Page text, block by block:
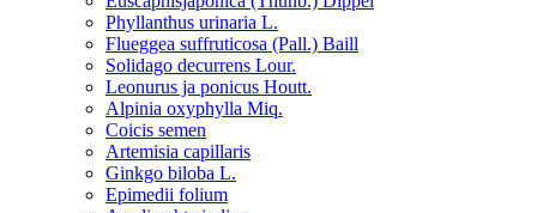
Phyllanthus urinaria L.
Flueggea suffruticosa (Pall.) Baill
Solidago decurrens Lour.
Leonurus ja ponicus Houtt.
Alpinia oxyphylla Miq.
Coicis semen
Artemisia capillaris
Ginkgo biloba L.
Epimedii folium